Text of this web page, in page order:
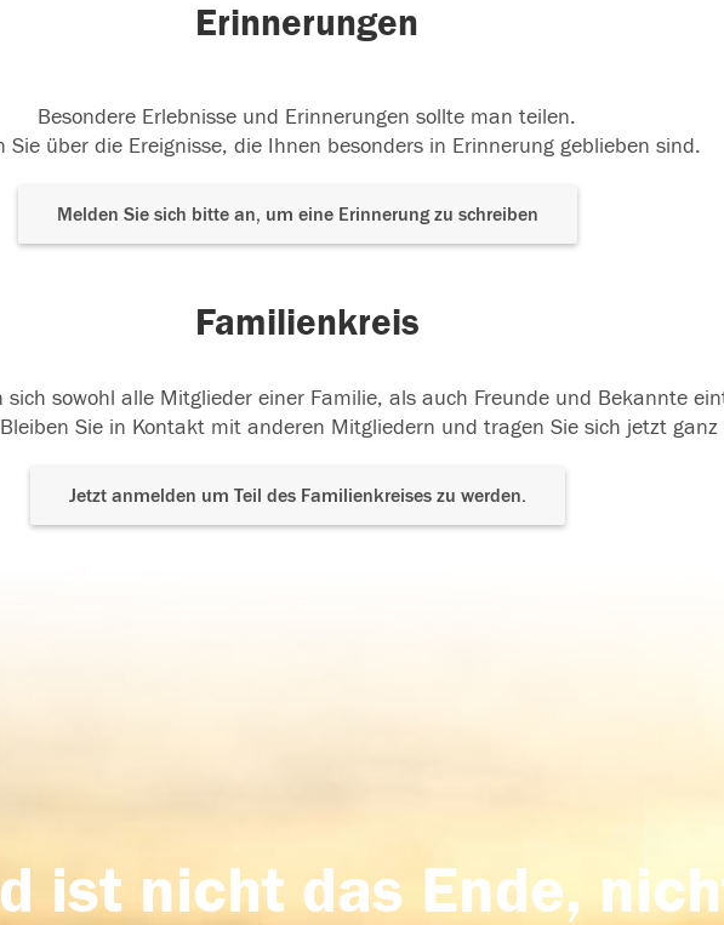
Erinnerungen
Besondere Erlebnisse und Erinnerungen sollte man teilen.
Sie über die Ereignisse, die Ihnen besonders in Erinnerung geblieben sind.
Melden Sie sich bitte an, um eine Erinnerung zu schreiben
Familienkreis
sowohl alle Mitglieder einer Familie, als auch Freunde und Bekannte
Sie in Kontakt mit anderen Mitgliedern und tragen Sie sich jetzt
Jetzt anmelden um Teil des Familienkreises zu werden.
ist nicht das Ende,